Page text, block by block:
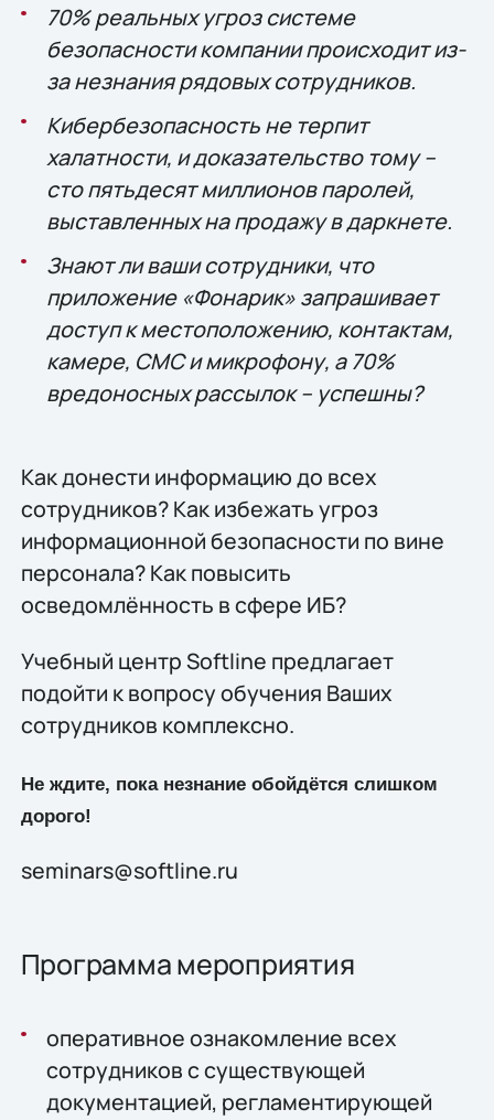
70% реальных угроз системе
безопасности компании происходит из-
за незнания рядовых сотрудников.
Кибербезопасность не терпит
халатности, и доказательство тому –
сто пятьдесят миллионов паролей,
выставленных на продажу в даркнете.
Знают ли ваши сотрудники, что
приложение «Фонарик» запрашивает
доступ к местоположению, контактам,
камере, СМС и микрофону, а 70%
вредоносных рассылок – успешны?
Как донести информацию до всех
сотрудников? Как избежать угроз
информационной безопасности по вине
персонала? Как повысить
осведомлённость в сфере ИБ?
Учебный центр Softline предлагает
подойти к вопросу обучения Ваших
сотрудников комплексно.
Не ждите, пока незнание обойдётся слишком
дорого!
seminars@softline.ru
Программа мероприятия
оперативное ознакомление всех
сотрудников с существующей
документацией, регламентирующей